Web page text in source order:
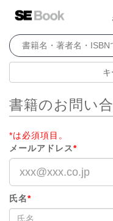
書籍のお問い
*は必須項目。
メールアドレス*
氏名*